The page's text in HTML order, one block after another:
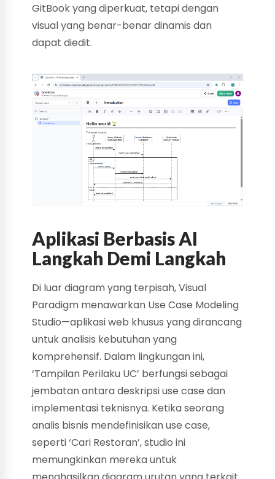
GitBook yang diperkuat, tetapi dengan
visual yang benar-benar dinamis dan
dapat diedit.
Aplikasi Berbasis AI
Langkah Demi Langkah
Di luar diagram yang terpisah, Visual
Paradigm menawarkan Use Case Modeling
Studio—aplikasi web khusus yang dirancang
untuk analisis kebutuhan yang
komprehensif. Dalam lingkungan ini,
‘Tampilan Perilaku UC’ berfungsi sebagai
jembatan antara deskripsi use case dan
implementasi teknisnya. Ketika seorang
analis bisnis mendefinisikan use case,
seperti ‘Cari Restoran’, studio ini
memungkinkan mereka untuk